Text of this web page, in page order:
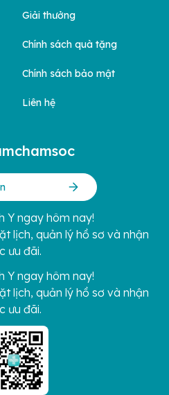
Giải thưởng
Chính sách quà tặng
Chính sách bảo mật
Liên hệ
Y ngay hôm nay!
lịch, quản lý hồ sơ và nhận
ưu đãi.
Y ngay hôm nay!
lịch, quản lý hồ sơ và nhận
ưu đãi.